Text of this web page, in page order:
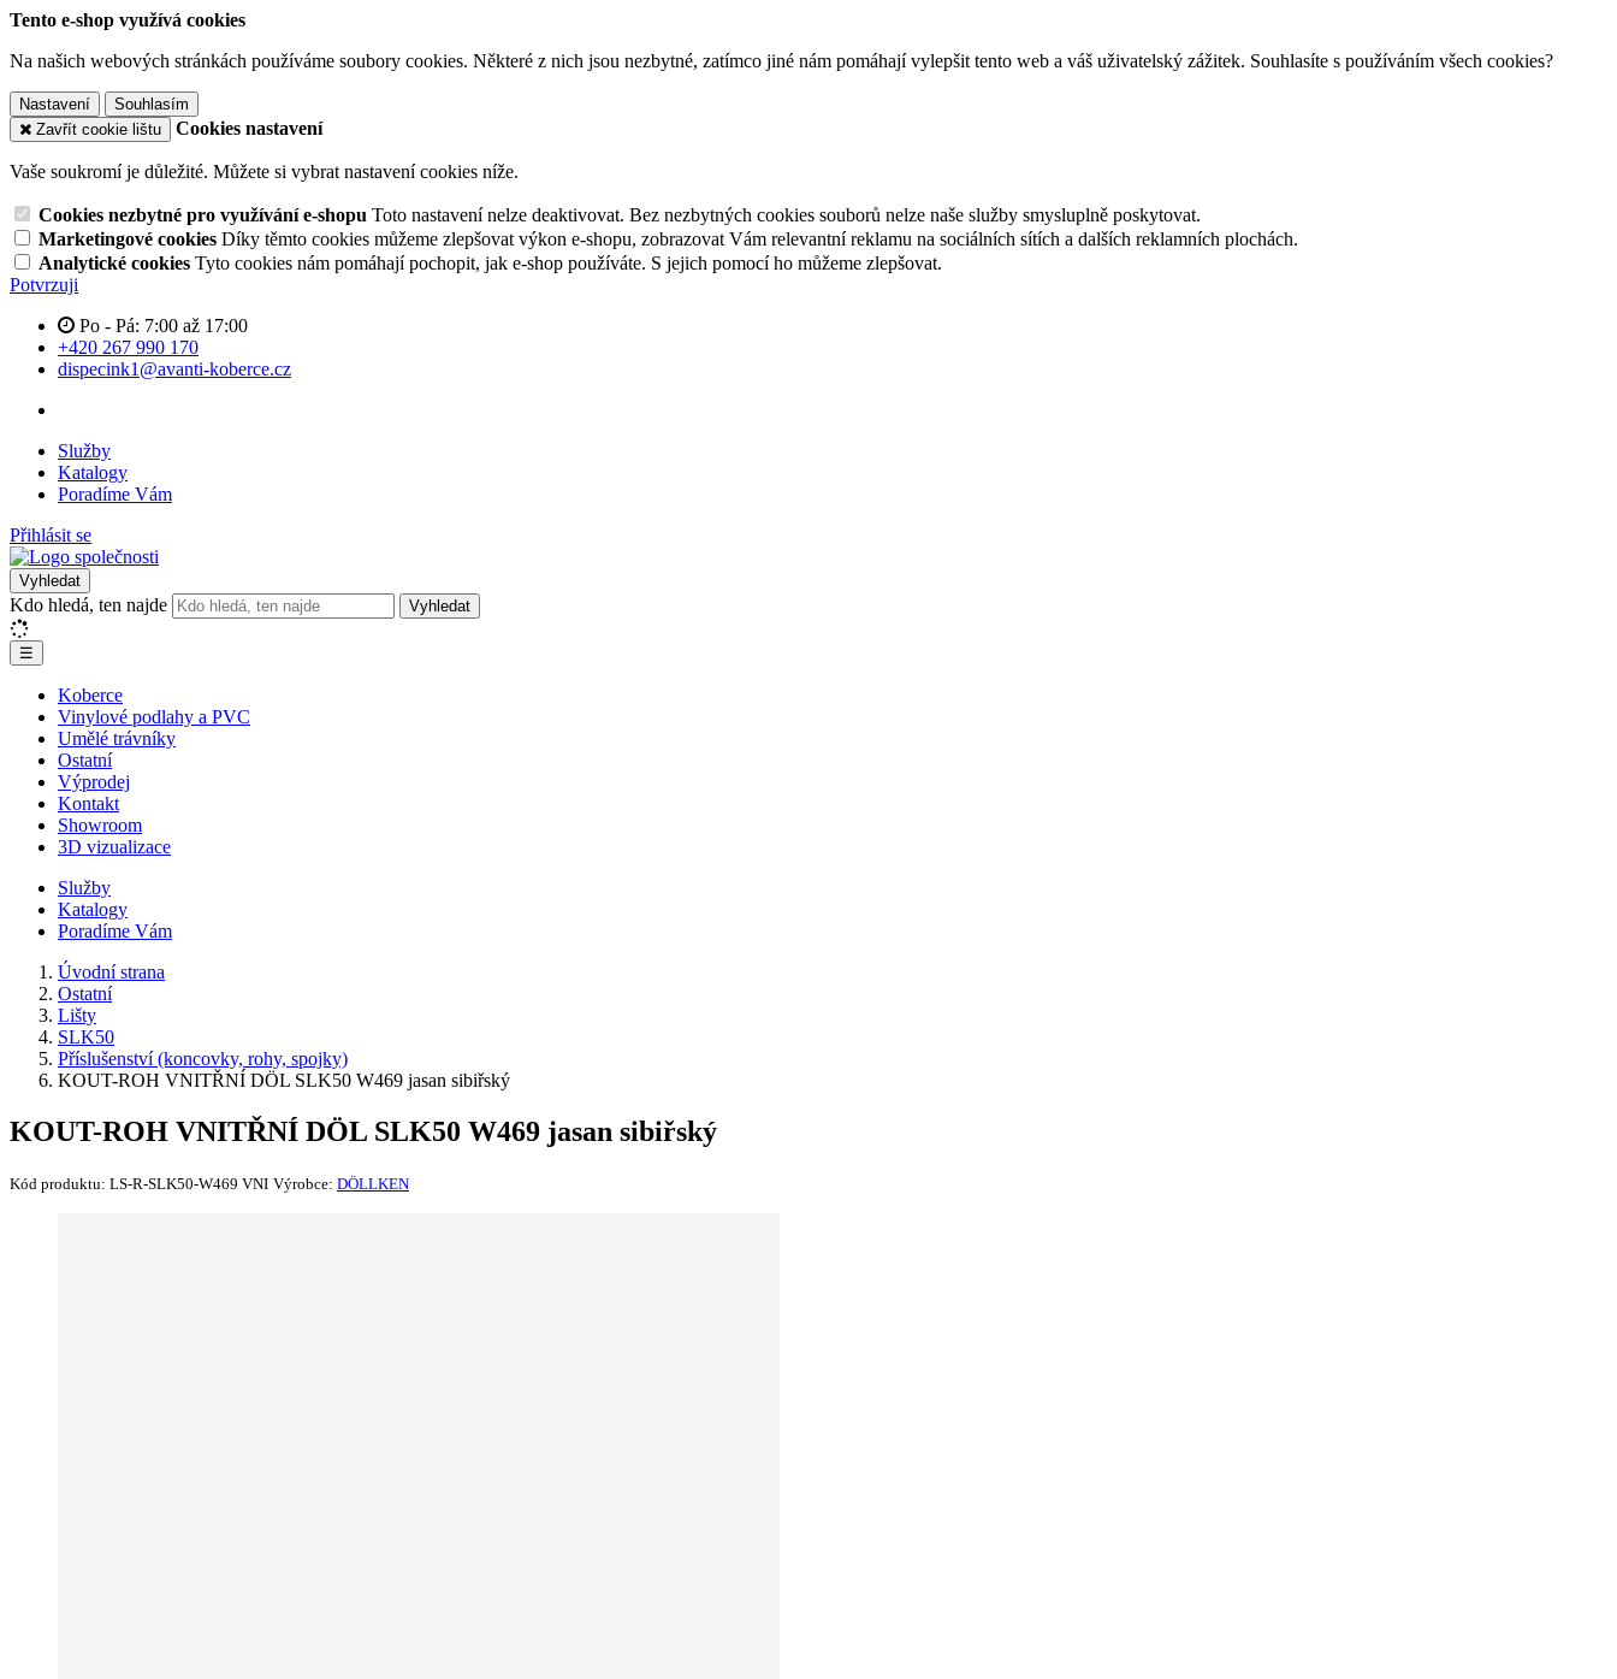
Tento e-shop využívá cookies
Na našich webových stránkách používáme soubory cookies. Některé z nich jsou nezbytné, zatímco jiné nám pomáhají vylepšit tento web a váš uživatelský zážitek. Souhlasíte s používáním všech cookies?
Nastavení
Souhlasím
Zavřít cookie lištu
Cookies nastavení
Vaše soukromí je důležité. Můžete si vybrat nastavení cookies níže.
Cookies nezbytné pro využívání e-shopu Toto nastavení nelze deaktivovat. Bez nezbytných cookies souborů nelze naše služby smysluplně poskytovat.
Marketingové cookies Díky těmto cookies můžeme zlepšovat výkon e-shopu, zobrazovat Vám relevantní reklamu na sociálních sítích a dalších reklamních plochách.
Analytické cookies Tyto cookies nám pomáhají pochopit, jak e-shop používáte. S jejich pomocí ho můžeme zlepšovat.
Potvrzuji
Po - Pá: 7:00 až 17:00
+420 267 990 170
dispecink1@avanti-koberce.cz
Služby
Katalogy
Poradíme Vám
Přihlásit se
Vyhledat
Kdo hledá, ten najde Vyhledat
☰
Koberce
Vinylové podlahy a PVC
Umělé trávníky
Ostatní
Výprodej
Kontakt
Showroom
3D vizualizace
Služby
Katalogy
Poradíme Vám
Úvodní strana
Ostatní
Lišty
SLK50
Příslušenství (koncovky, rohy, spojky)
KOUT-ROH VNITŘNÍ DÖL SLK50 W469 jasan sibiřský
KOUT-ROH VNITŘNÍ DÖL SLK50 W469 jasan sibiřský
Kód produktu: LS-R-SLK50-W469 VNI Výrobce: DÖLLKEN